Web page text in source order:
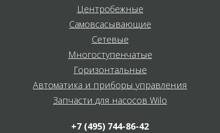
Центробежные
Самовсасывающие
Сетевые
Многоступенчатые
Горизонтальные
Автоматика и приборы управления
Запчасти для насосов Wilo
+7 (495) 744-86-42